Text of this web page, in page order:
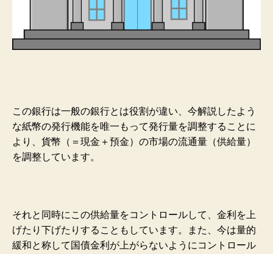
この銀行は一般の銀行とは役割が違い、今解説したよう
な紙幣の発行機能を唯一もって発行量を調整することに
より、貨幣（＝現金＋預金）の市場の流通量（供給量）
を調整しています。
それと同時にこの供給量をコントロールして、金利を上
げたり下げたりすることもしています。また、今は量的
緩和と称して国債金利が上がらないようにコントロール